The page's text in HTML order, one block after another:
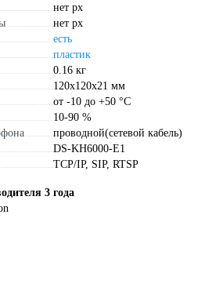
нет px
нет px
есть
пластик
0.16 кг
120х120х21 мм
от -10 до +50 °С
10-90 %
проводной(сетевой кабель)
DS-KH6000-E1
TCP/IP, SIP, RTSP
3 года